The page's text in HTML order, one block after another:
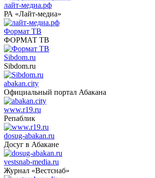
лайт-медиа.рф
РА «Лайт-медиа»
Формат ТВ
ФОРМАТ ТВ
Sibdom.ru
Sibdom.ru
abakan.city
Официальный портал Абакана
www.r19.ru
Репаблик
dosug-abakan.ru
Досуг в Абакане
vestsnab-media.ru
Журнал «Вестснаб»